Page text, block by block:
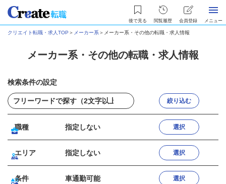
後で見る 閲覧履歴 会員登録 メニュー
クリエイト転職・求人TOP ＞ メーカー系＞ メーカー系・その他の転職・求人情報
メーカー系・その他の転職・求人情報
検索条件の設定
絞り込む
職種 指定しない 選択
エリア 指定しない 選択
条件 車通勤可能 選択